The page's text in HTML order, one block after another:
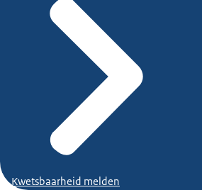
Kwetsbaarheid melden